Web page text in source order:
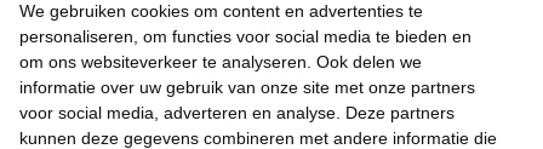
We gebruiken cookies om content en advertenties te
personaliseren, om functies voor social media te bieden en
om ons websiteverkeer te analyseren. Ook delen we
informatie over uw gebruik van onze site met onze partners
voor social media, adverteren en analyse. Deze partners
kunnen deze gegevens combineren met andere informatie die
Snel
Over de beweging
Algemeen